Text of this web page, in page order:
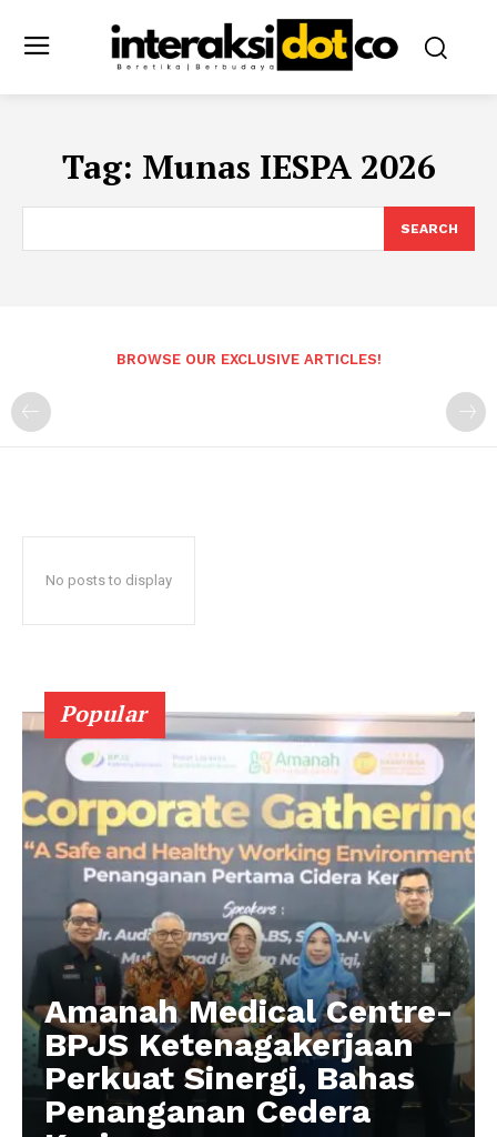
Tag: Munas IESPA 2026
SEARCH
BROWSE OUR EXCLUSIVE ARTICLES!
No posts to display
Popular
Amanah Medical Centre-
BPJS Ketenagakerjaan
Perkuat Sinergi, Bahas
Penanganan Cedera